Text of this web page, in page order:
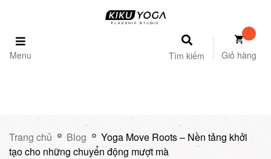
Menu Tìm kiếm Giỏ hàng
Trang chủ Blog
Yoga Move Roots – Nền tảng khởi
tạo cho những chuyển động mượt mà